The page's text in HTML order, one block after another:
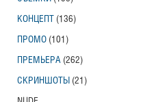
КОНЦЕПТ (136)
ПРОМО (101)
ПРЕМЬЕРА (262)
СКРИНШОТЫ (21)